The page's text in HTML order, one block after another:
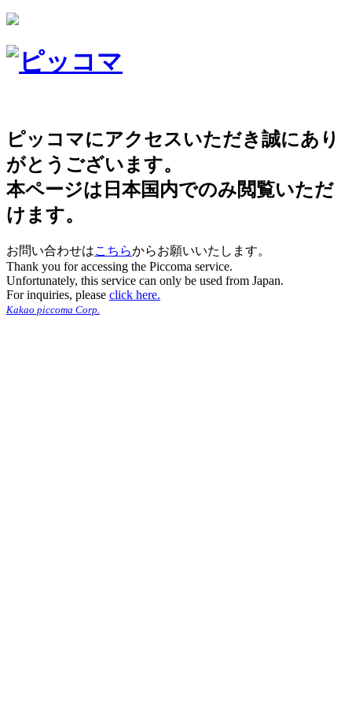
ピッコマにアクセスいただき誠にあり
がとうございます。
本ページは日本国内でのみ閲覧いただ
けます。
お問い合わせはこちらからお願いいたします。
Thank you for accessing the Piccoma service.
Unfortunately, this service can only be used from Japan.
For inquiries, please click here.
Kakao piccoma Corp.